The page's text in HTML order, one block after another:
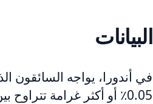
البيانات
في أندورا، يواجه السائقون